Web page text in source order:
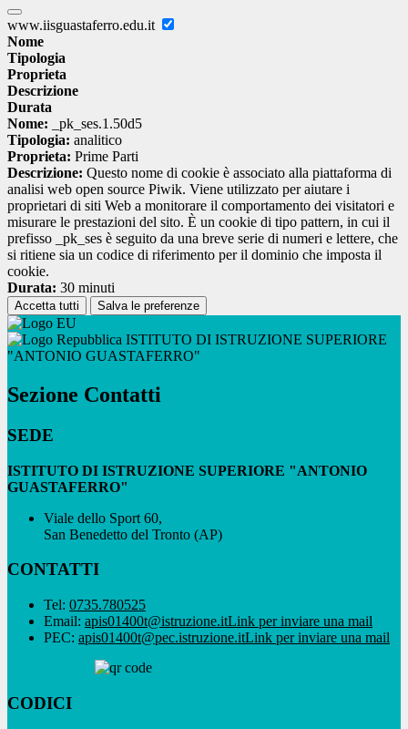
www.iisguastaferro.edu.it
Nome
Tipologia
Proprieta
Descrizione
Durata
Nome: _pk_ses.1.50d5
Tipologia: analitico
Proprieta: Prime Parti
Descrizione: Questo nome di cookie è associato alla piattaforma di
analisi web open source Piwik. Viene utilizzato per aiutare i
proprietari di siti Web a monitorare il comportamento dei visitatori e
misurare le prestazioni del sito. È un cookie di tipo pattern, in cui il
prefisso _pk_ses è seguito da una breve serie di numeri e lettere, che
si ritiene sia un codice di riferimento per il dominio che imposta il
cookie.
Durata: 30 minuti
Accetta tutti Salva le preferenze
ISTITUTO DI ISTRUZIONE SUPERIORE
"ANTONIO GUASTAFERRO"
Sezione Contatti
SEDE
ISTITUTO DI ISTRUZIONE SUPERIORE "ANTONIO
GUASTAFERRO"
Viale dello Sport 60,
San Benedetto del Tronto (AP)
CONTATTI
Tel: 0735.780525
Email: apis01400t@istruzione.itLink per inviare una mail
PEC: apis01400t@pec.istruzione.itLink per inviare una mail
CODICI